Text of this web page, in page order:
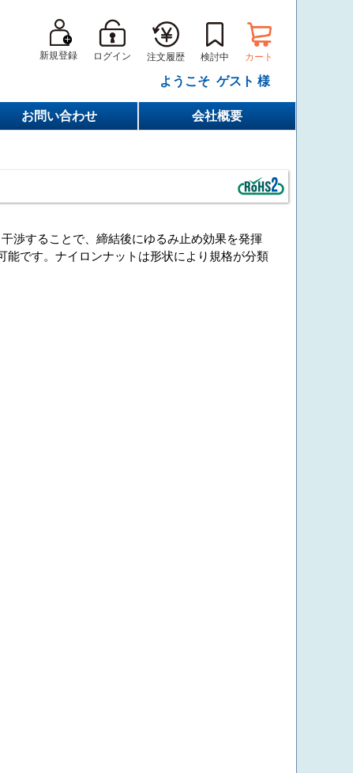
新規登録 ログイン 注文履歴 検討中 カート
ようこそ ゲスト 様
お問い合わせ 会社概要
渉することで、締結後にゆるみ止め効果を発揮
能です。ナイロンナットは形状により規格が分類